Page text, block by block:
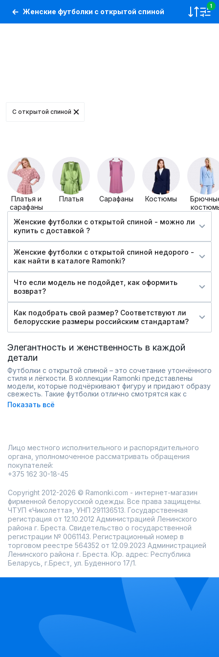
Женские футболки с открытой спиной
1
C открытой спиной
Платья и
сарафаны
Платья Сарафаны Костюмы
Женские футболки с открытой спиной - можно ли
купить c доставкой ?
Женские футболки с открытой спиной недорого -
как найти в каталоге Ramonki?
Что если модель не подойдет, как оформить
возврат?
Как подобрать свой размер? Соответствуют ли
белорусские размеры российским стандартам?
Элегантность и женственность в каждой
детали
Футболки с открытой спиной – это сочетание утончённого
стиля и лёгкости. В коллекции Ramonki представлены
модели, которые подчёркивают фигуру и придают образу
свежесть. Такие футболки отлично смотрятся как с
джинсами и брюками, так и с юбками или шортами,
создавая эффектный, но ненавязчивый образ. Особое
Возможность примерки перед покупкой гарантирует
уверенность в выборе.
Изящный крой с акцентом на спину
Мягкие и дышащие ткани для комфорта
Подходит для повседневной носки и вечерних
выходов
Женские футболки с открытой спиной от Ramonki –
стильный выбор для тех, кто ценит элегантность и
свободу движения.
Показать всё
Лицо местного исполнительного и распорядительного
органа, уполномоченное рассматривать обращения
покупателей:
+375 162 30-18-45
Copyright 2012-2026 © Ramonki.com - интернет-магазин
фирменной белорусской одежды. Все права защищены.
ЧТУП «Чиколетта», УНП 291136513. Государственная
регистрация от 12.10.2012 Администрацией Ленинского
района г. Бреста. Свидетельство о государственной
регистрации № 0061143. Регистрационный номер в
торговом реестре 564352 от 12.09.2023 Администрацией
Ленинского района г. Бреста. Юр. адрес: Республика
Беларусь, г.Брест, ул. Буденного 17/1.